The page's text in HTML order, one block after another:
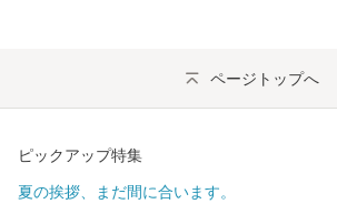
ページトップへ
ピックアップ特集
夏の挨拶、まだ間に合います。